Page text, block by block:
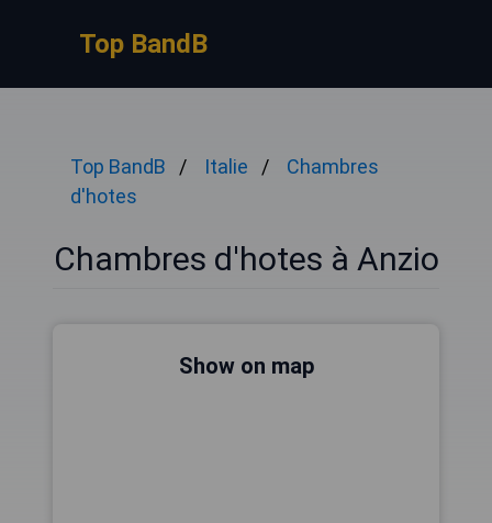
Top BandB
Top BandB Italie
Chambres
d'hotes
Chambres d'hotes à Anzio
Show on map